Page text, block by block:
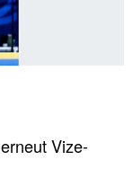
Vize-